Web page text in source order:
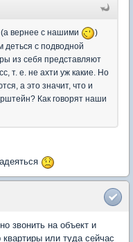
вернее с нашими
)
деться с подводной
из себя представляют
т. е. не ахти уж какие. Но
а это значит, что и
Как говорят наши
звонить на объект и
или туда сейчас